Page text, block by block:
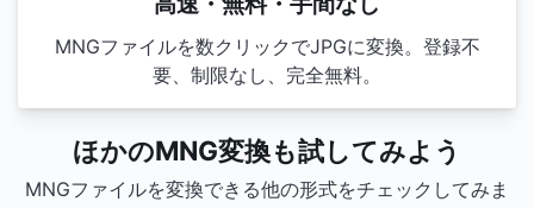
MNGファイルを数クリックでJPGに変換。登録不
要、制限なし、完全無料。
ほかのMNG変換も試してみよう
MNGファイルを変換できる他の形式をチェックしてみま